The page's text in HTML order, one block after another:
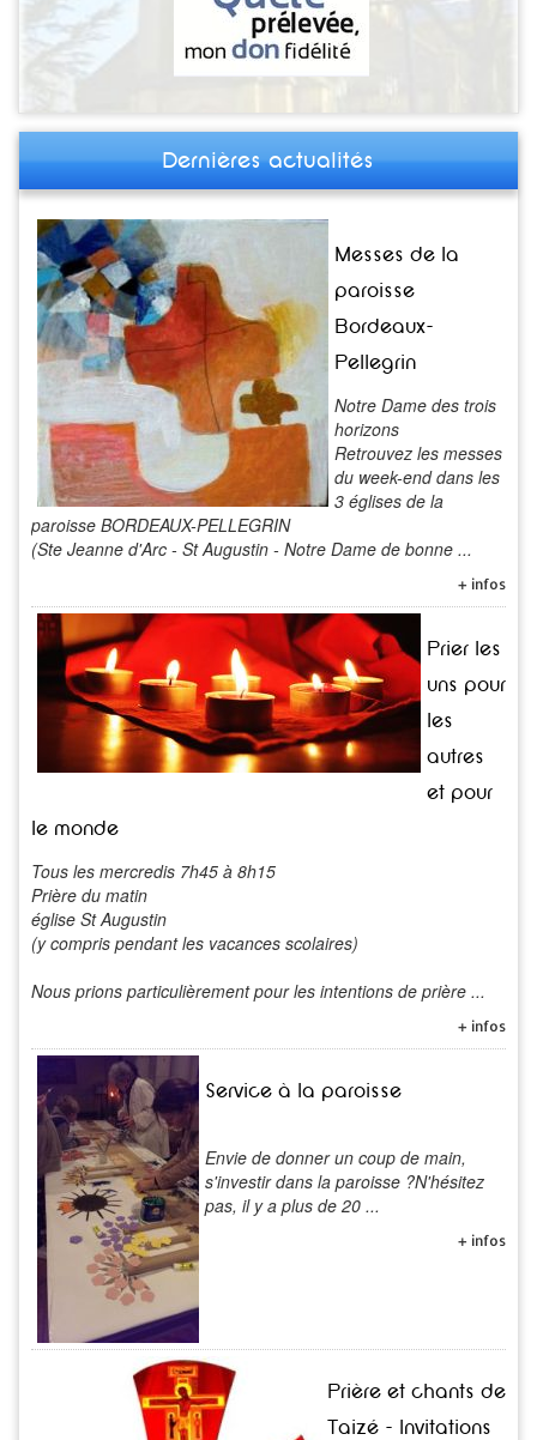
Dernières actualités
Messes de la
paroisse
Bordeaux-
Pellegrin
Notre Dame des trois
horizons
Retrouvez les messes
du week-end dans les
3 églises de la
paroisse BORDEAUX-PELLEGRIN
(Ste Jeanne d'Arc - St Augustin - Notre Dame de bonne ...
+ infos
Prier les
uns pour
les
autres
et pour
le monde
Tous les mercredis 7h45 à 8h15
Prière du matin
église St Augustin
(y compris pendant les vacances scolaires)
Nous prions particulièrement pour les intentions de prière ...
+ infos
Service à la paroisse
Envie de donner un coup de main,
s'investir dans la paroisse ?N'hésitez
pas, il y a plus de 20 ...
+ infos
Prière et chants de
Taizé - Invitations